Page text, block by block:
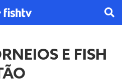
E FISH